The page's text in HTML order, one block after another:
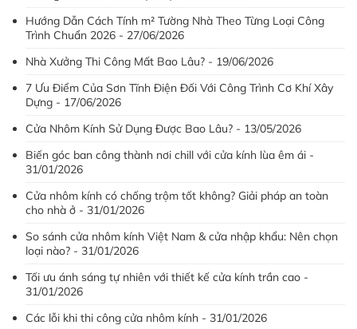
Hướng Dẫn Cách Tính m² Tường Nhà Theo Từng Loại Công
Trình Chuẩn 2026 - 27/06/2026
Nhà Xưởng Thi Công Mất Bao Lâu? - 19/06/2026
7 Ưu Điểm Của Sơn Tĩnh Điện Đối Với Công Trình Cơ Khí Xây
Dựng - 17/06/2026
Cửa Nhôm Kính Sử Dụng Được Bao Lâu? - 13/05/2026
Biến góc ban công thành nơi chill với cửa kính lùa êm ái -
31/01/2026
Cửa nhôm kính có chống trộm tốt không? Giải pháp an toàn
cho nhà ở - 31/01/2026
So sánh cửa nhôm kính Việt Nam & cửa nhập khẩu: Nên chọn
loại nào? - 31/01/2026
Tối ưu ánh sáng tự nhiên với thiết kế cửa kính trần cao -
31/01/2026
Các lỗi khi thi công cửa nhôm kính - 31/01/2026